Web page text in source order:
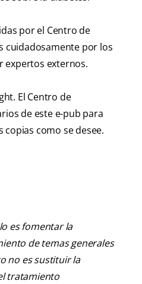
por el Centro de
cuidadosamente por los
expertos externos.
El Centro de
de este e-pub para
como se desee.
es fomentar la
de temas generales
no es sustituir la
tratamiento